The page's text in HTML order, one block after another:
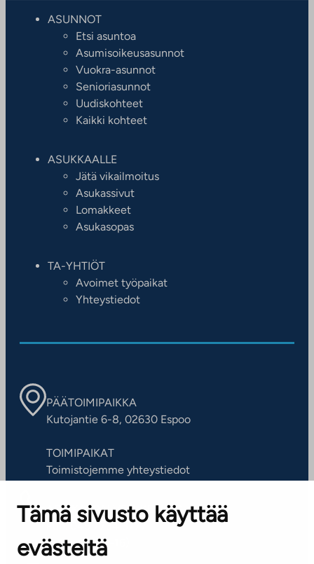
Tämä sivusto käyttää
evästeitä
ASUNNOT
Etsi asuntoa
Asumisoikeusasunnot
Vuokra-asunnot
Senioriasunnot
Uudiskohteet
Kaikki kohteet
ASUKKAALLE
Jätä vikailmoitus
Asukassivut
Lomakkeet
Asukasopas
TA-YHTIÖT
Avoimet työpaikat
Yhteystiedot
PÄÄTOIMIPAIKKA
Kutojantie 6-8, 02630 Espoo
TOIMIPAIKAT
Toimistojemme yhteystiedot
ASIAKASPALVELUKESKUS
Puh. 045 7734 3777
(arkisin klo 8-16)